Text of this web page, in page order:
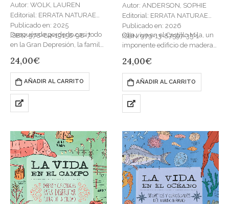
Autor: WOLK, LAUREN
Editorial: ERRATA NATURAE
Publicado en: 2025
ISBN: 978-84-19158-98-7
Después de perderlo casi todo
en la Gran Depresión, la familia
abandonar su casa en la
ciudad…
24,00€
AÑADIR AL CARRITO
Autor: ANDERSON, SOPHIE
Editorial: ERRATA NATURAE
Publicado en: 2026
ISBN: 979-13-87597-35-1
Olia vive en el Castillo Mila, un
imponente edificio de madera
secretos y leyendas antiguas.
Sus padres insisten en…
24,00€
AÑADIR AL CARRITO